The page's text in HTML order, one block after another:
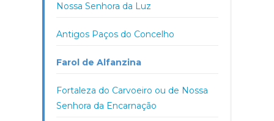
Nossa Senhora da Luz
Antigos Paços do Concelho
Farol de Alfanzina
Fortaleza do Carvoeiro ou de Nossa
Senhora da Encarnação